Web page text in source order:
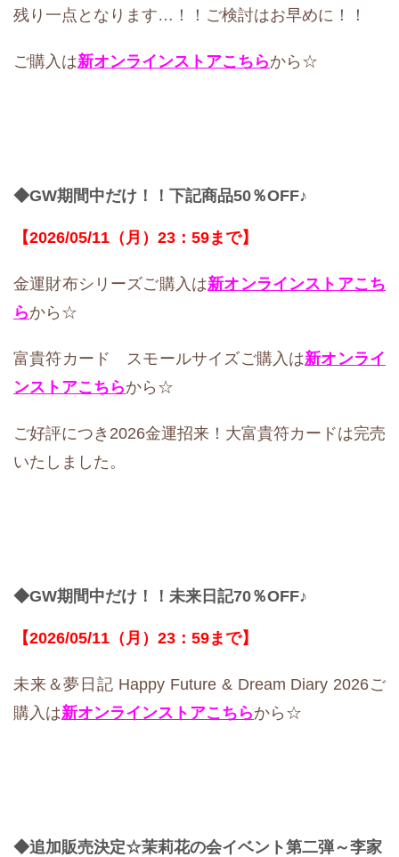
残り一点となります…！！ご検討はお早めに！！
ご購入は新オンラインストアこちらから☆
◆GW期間中だけ！！下記商品50％OFF♪
【2026/05/11（月）23：59まで】
金運財布シリーズご購入は新オンラインストアこち
らから☆
富貴符カード スモールサイズご購入は新オンライ
ンストアこちらから☆
ご好評につき2026金運招来！大富貴符カードは完売
いたしました。
◆GW期間中だけ！！ 未来日記70％OFF♪
【2026/05/11（月）23：59まで】
未来＆夢日記 Happy Future & Dream Diary 2026ご
購入は新オンラインストアこちらから☆
◆追加販売決定☆茉莉花の会イベント第二弾～李家